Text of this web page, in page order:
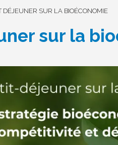
DÉJEUNER SUR LA BIOÉCONOMIE
sur la